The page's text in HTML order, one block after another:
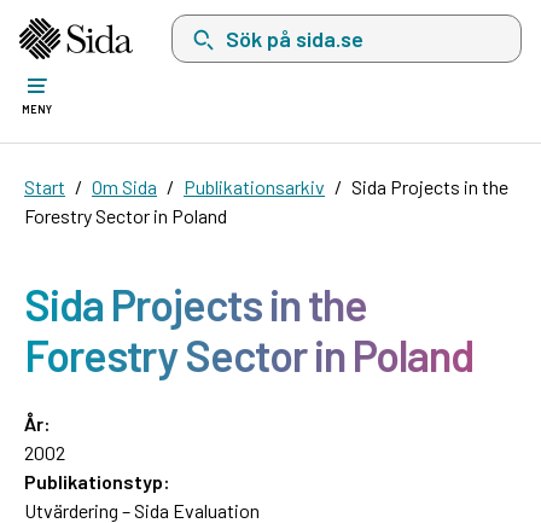
Sök på sida.se, sökförslag kommer att visas
MENY
Start Om Sida Publikationsarkiv
Sida Projects in the
Forestry Sector in Poland
Sida Projects in the
Forestry Sector in Poland
År:
2002
Publikationstyp:
Utvärdering – Sida Evaluation